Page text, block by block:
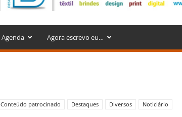
Agenda Agora escrevo eu…
Conteúdo patrocinado Destaques Diversos Noticiário